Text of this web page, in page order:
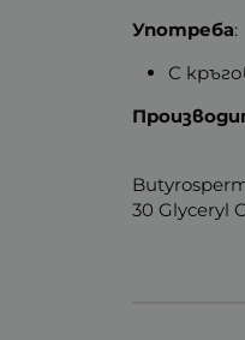
Употреба:
С
30 Glyceryl